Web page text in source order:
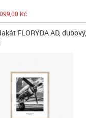
Kč
FLORYDA AD, dubový,